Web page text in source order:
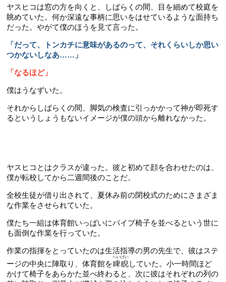
ヤスヒコは窓の方を向くと、しばらくの間、目を細めて校庭を
眺めていた。何か深遠な事柄に思いをはせているような面持ち
だった。やがて僕のほうを見て言った。
「だって、トンカチに意味があるのって、それくらいしか思い
つかないしなあ……」
「なるほど」
僕はうなずいた。
それからしばらくの間、脚気の検査に引っかかって神が即死す
るというしょうもないイメージが僕の頭から離れなかった。
ヤスヒコとはクラスが違った。彼と初めて顔を合わせたのは、
僕が転校してから二週間後のことだ。
全校生徒が借り出されて、夏休み前の閉校式のためにさまざま
な作業をさせられていた。
僕たち一組は体育館いっぱいにパイプ椅子を並べるという世に
も面倒な作業を行っていた。
作業の指揮をとっていたのは生活指導の男の先生で、彼はステ
ージの中央に陣取り、体育館を睥睨
へいげい
していた。小一時間ほど
かけて椅子をあらかた並べ終わると、次に彼はそれぞれの列の